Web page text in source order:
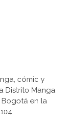
cómic y
Distrito Manga
Bogotá en la